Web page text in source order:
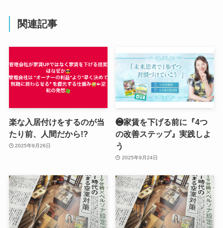
関連記事
楽な入居付けをするのが当
たり前、人間だから!?
2025年9月26日
❷家賃を下げる前に『4つ
の改善ステップ』実践しよ
う
2025年9月24日